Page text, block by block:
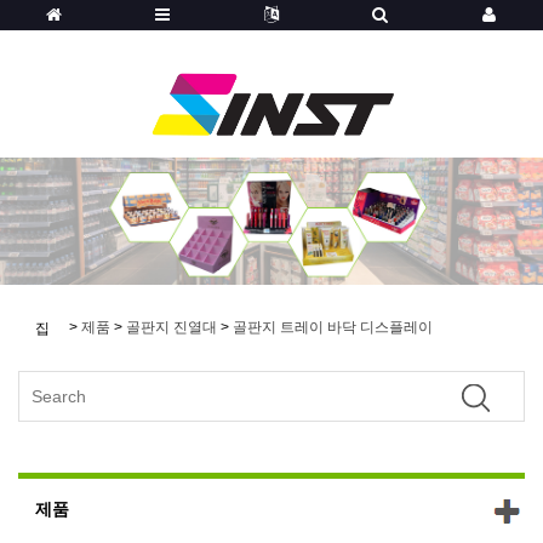
집 > 제품 > 골판지 진열대 > 골판지 트레이 바닥 디스플레이
제품